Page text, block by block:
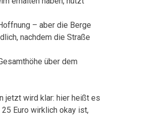
– aber die Berge
nachdem die Straße
über dem
jetzt wird klar: hier heißt es
Euro wirklich okay ist,